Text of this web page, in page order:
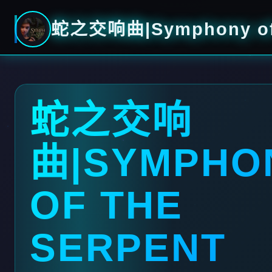
蛇之交响曲|Symphony
蛇之交响
曲
OF THE
SERPENT